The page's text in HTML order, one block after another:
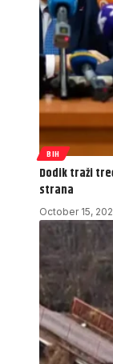
BIH
Dodik traži
strana
October 15,